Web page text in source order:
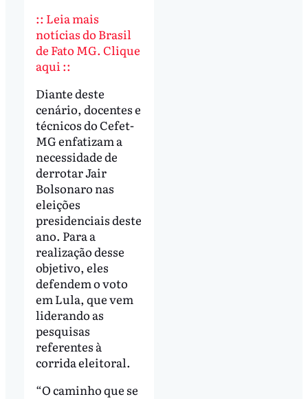
:: Leia mais
notícias do Brasil
de Fato MG. Clique
aqui ::
Diante deste
cenário, docentes e
técnicos do Cefet-
MG enfatizam a
necessidade de
derrotar Jair
Bolsonaro nas
eleições
presidenciais deste
ano. Para a
realização desse
objetivo, eles
defendem o voto
em Lula, que vem
liderando as
pesquisas
referentes à
corrida eleitoral.
“O caminho que se